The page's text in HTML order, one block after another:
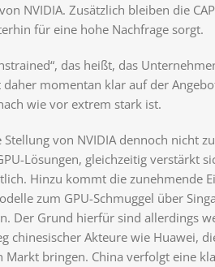
NVIDIA. Zusätzlich bleiben die
für eine hohe Nachfrage sorgt.
das heißt, das
daher momentan klar auf der
wie vor extrem stark ist.
von NVIDIA dennoch nicht
Lösungen, gleichzeitig verstärkt
Hinzu kommt die zunehmende
zum GPU-Schmuggel über
Der Grund hierfür sind allerdings
chinesischer Akteure wie Huawei,
Markt bringen. China verfolgt eine